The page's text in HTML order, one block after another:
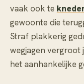
vaak ook te
gewoonte die
Straf plakkerig
wegjagen vergroot
het aanhankelijke